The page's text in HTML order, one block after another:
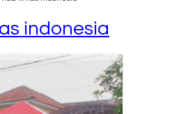
indonesia